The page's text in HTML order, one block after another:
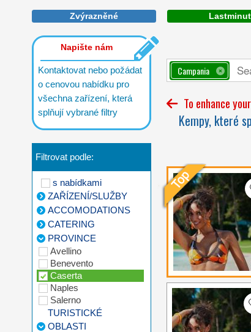
Zvýrazněné
Napište nám
Kontaktovat nebo požádat
o cenovou nabídku pro
všechna zařízení, která
splňují vybrané filtry
Filtrovat podle:
s nabídkami
ZAŘÍZENÍ/SLUŽBY
ACCOMODATIONS
CATERING
PROVINCE
Avellino
Benevento
Caserta
Naples
Salerno
TURISTICKÉ
OBLASTI
Campania
To enhance
Kempy, které